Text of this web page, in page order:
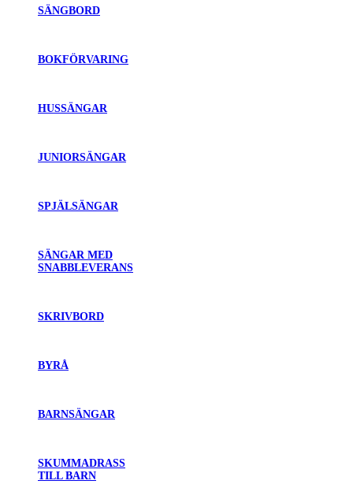
SÄNGBORD
BOKFÖRVARING
HUSSÄNGAR
JUNIORSÄNGAR
SPJÄLSÄNGAR
SÄNGAR MED
SNABBLEVERANS
SKRIVBORD
BYRÅ
BARNSÄNGAR
SKUMMADRASS
TILL BARN